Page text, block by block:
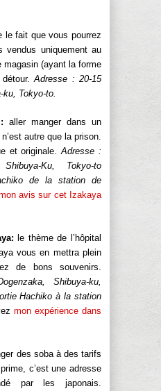
le fait que vous pourrez
vendus uniquement au
magasin (ayant la forme
détour.Adresse : 20-15
Tokyo-to.
aller manger dans un
autre que la prison.
et originale.Adresse :
Ku, Tokyo-to
de la station de
avis sur cet Izakaya
le thème de l’hôpital
vous en mettra plein
de bons souvenirs.
Shibuya-ku,
Hachiko à la station
mon expérience dans
des soba à des tarifs
c’est une adresse
par les japonais.